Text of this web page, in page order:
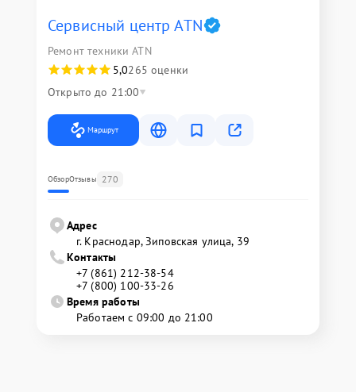
Сервисный центр ATN
Ремонт техники ATN
5,0265 оценки
Открыто до 21:00
Маршрут
ОбзорОтзывы 270
Адрес
г. Краснодар, Зиповская улица, 39
Контакты
+7 (861) 212-38-54
+7 (800) 100-33-26
Время работы
Работаем с 09:00 до 21:00